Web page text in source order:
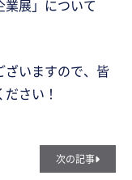
業展」について
いますので、皆
さい！
次の記事